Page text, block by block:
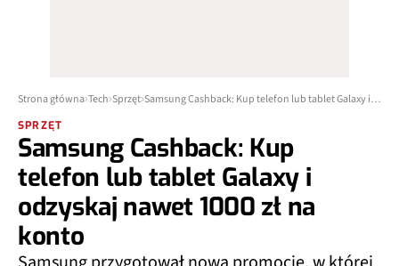
Strona główna Tech Sprzęt Samsung Cashback: Kup telefon lub tablet Galaxy i odzyskaj nawet 1000 zł na konto
SPRZĘT
Samsung Cashback: Kup
telefon lub tablet Galaxy i
odzyskaj nawet 1000 zł na
konto